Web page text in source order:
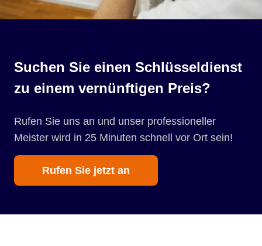
Suchen Sie einen Schlüsseldienst
zu einem vernünftigen Preis?
Rufen Sie uns an und unser professioneller
Meister wird in 25 Minuten schnell vor Ort sein!
Rufen Sie jetzt an